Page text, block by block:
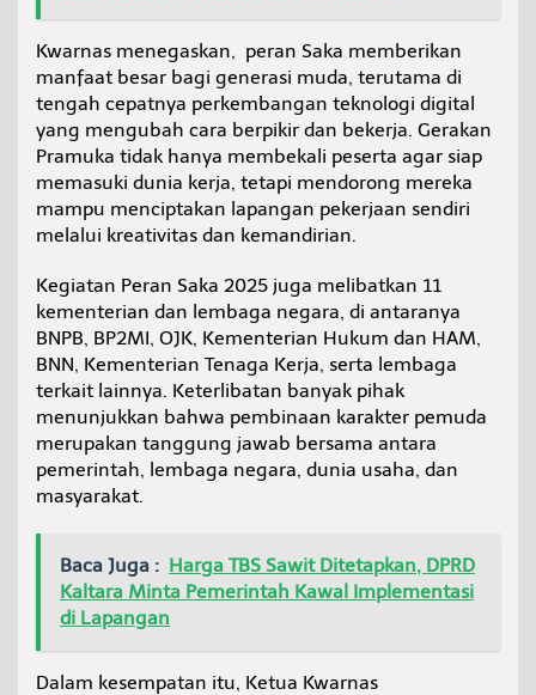
Kwarnas menegaskan, peran Saka memberikan
manfaat besar bagi generasi muda, terutama di
tengah cepatnya perkembangan teknologi digital
yang mengubah cara berpikir dan bekerja. Gerakan
Pramuka tidak hanya membekali peserta agar siap
memasuki dunia kerja, tetapi mendorong mereka
mampu menciptakan lapangan pekerjaan sendiri
melalui kreativitas dan kemandirian.
Kegiatan Peran Saka 2025 juga melibatkan 11
kementerian dan lembaga negara, di antaranya
BNPB, BP2MI, OJK, Kementerian Hukum dan HAM,
BNN, Kementerian Tenaga Kerja, serta lembaga
terkait lainnya. Keterlibatan banyak pihak
menunjukkan bahwa pembinaan karakter pemuda
merupakan tanggung jawab bersama antara
pemerintah, lembaga negara, dunia usaha, dan
masyarakat.
Baca Juga : Harga TBS Sawit Ditetapkan, DPRD
Kaltara Minta Pemerintah Kawal Implementasi
di Lapangan
Dalam kesempatan itu, Ketua Kwarnas